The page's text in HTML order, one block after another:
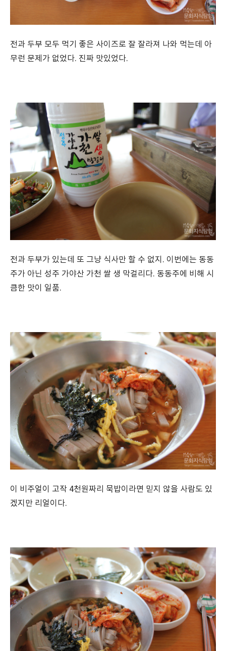
전과 두부 모두 먹기 좋은 사이즈로 잘 잘라져 나와 먹는데 아
무런 문제가 없었다. 진짜 맛있었다.
전과 두부가 있는데 또 그냥 식사만 할 수 없지. 이번에는 동동
주가 아닌 성주 가야산 가천 쌀 생 막걸리다. 동동주에 비해 시
큼한 맛이 일품.
이 비주얼이 고작 4천원짜리 묵밥이라면 믿지 않을 사람도 있
겠지만 리얼이다.